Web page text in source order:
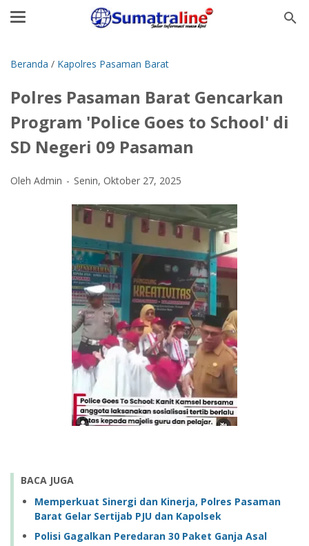
Beranda / Kapolres Pasaman Barat
Polres Pasaman Barat Gencarkan
Program 'Police Goes to School' di
SD Negeri 09 Pasaman ‎
Oleh Admin Senin, Oktober 27, 2025
BACA JUGA
Memperkuat Sinergi dan Kinerja, Polres Pasaman
Barat Gelar Sertijab PJU dan Kapolsek
Polisi Gagalkan Peredaran 30 Paket Ganja Asal